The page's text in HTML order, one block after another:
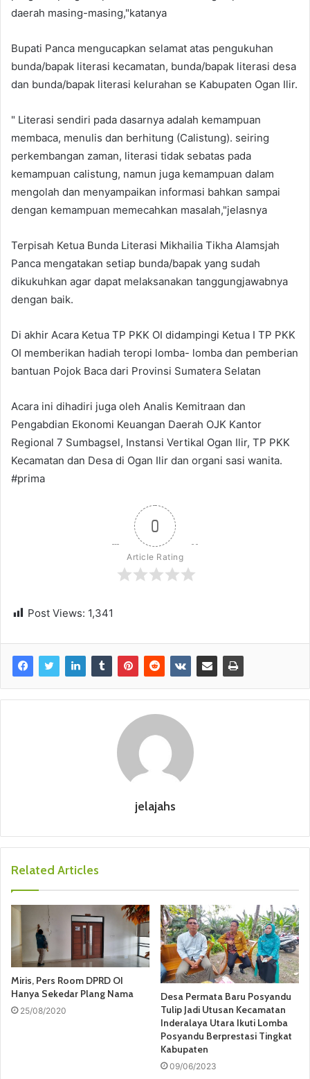
daerah masing-masing,"katanya
Bupati Panca mengucapkan selamat atas pengukuhan
bunda/bapak literasi kecamatan, bunda/bapak literasi desa
dan bunda/bapak literasi kelurahan se Kabupaten Ogan Ilir.
" Literasi sendiri pada dasarnya adalah kemampuan
membaca, menulis dan berhitung (Calistung). seiring
perkembangan zaman, literasi tidak sebatas pada
kemampuan calistung, namun juga kemampuan dalam
mengolah dan menyampaikan informasi bahkan sampai
dengan kemampuan memecahkan masalah,"jelasnya
Terpisah Ketua Bunda Literasi Mikhailia Tikha Alamsjah
Panca mengatakan setiap bunda/bapak yang sudah
dikukuhkan agar dapat melaksanakan tanggungjawabnya
dengan baik.
Di akhir Acara Ketua TP PKK OI didampingi Ketua I TP PKK
OI memberikan hadiah teropi lomba- lomba dan pemberian
bantuan Pojok Baca dari Provinsi Sumatera Selatan
Acara ini dihadiri juga oleh Analis Kemitraan dan
Pengabdian Ekonomi Keuangan Daerah OJK Kantor
Regional 7 Sumbagsel, Instansi Vertikal Ogan Ilir, TP PKK
Kecamatan dan Desa di Ogan Ilir dan organi sasi wanita.
#prima
0
Article Rating
Post Views: 1,341
jelajahs
Related Articles
Miris, Pers Room DPRD OI
Hanya Sekedar Plang Nama
25/08/2020
Desa Permata Baru Posyandu
Tulip Jadi Utusan Kecamatan
Inderalaya Utara Ikuti Lomba
Posyandu Berprestasi Tingkat
Kabupaten
09/06/2023